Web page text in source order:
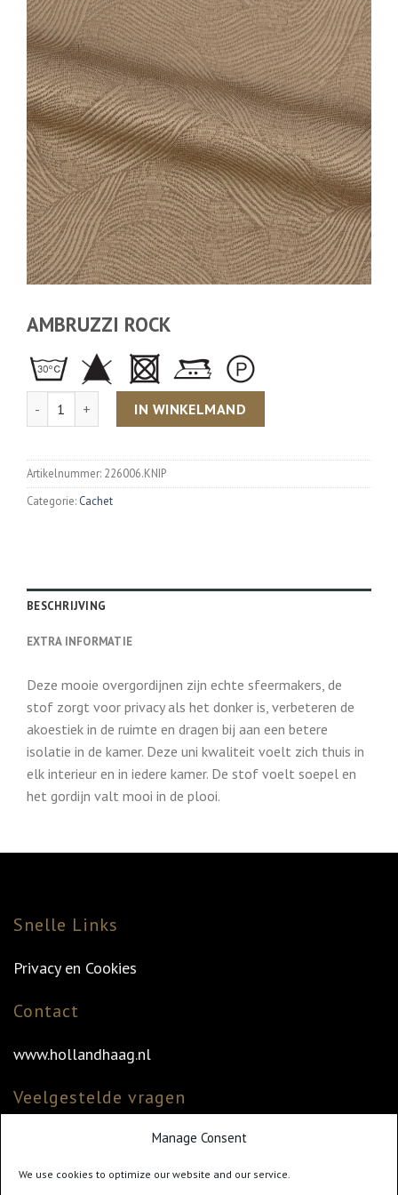
Manage Consent
We use cookies to optimize our website and our service.
AMBRUZZI ROCK
Aantal IN WINKELMAND
Artikelnummer: 226006.KNIP
Categorie: Cachet
BESCHRIJVING
EXTRA INFORMATIE
Deze mooie overgordijnen zijn echte sfeermakers, de
stof zorgt voor privacy als het donker is, verbeteren de
akoestiek in de ruimte en dragen bij aan een betere
isolatie in de kamer. Deze uni kwaliteit voelt zich thuis in
elk interieur en in iedere kamer. De stof voelt soepel en
het gordijn valt mooi in de plooi.
Snelle Links
Privacy en Cookies
Contact
www.hollandhaag.nl
Veelgestelde vragen
Veelgestelde vragen